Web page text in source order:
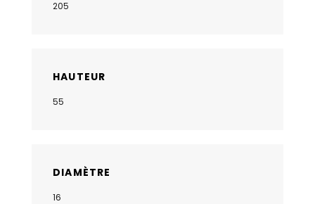
205
HAUTEUR
55
DIAMÈTRE
16